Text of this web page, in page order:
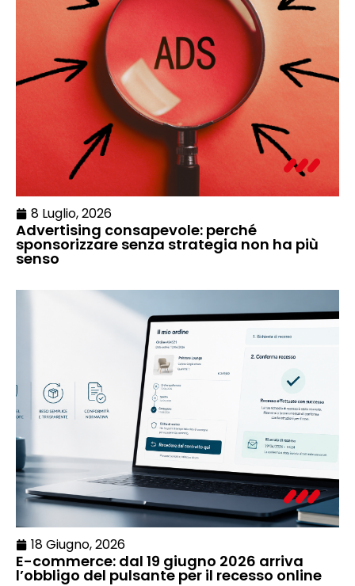
8 Luglio, 2026
Advertising consapevole: perché
sponsorizzare senza strategia non ha più
senso
18 Giugno, 2026
E-commerce: dal 19 giugno 2026 arriva
l’obbligo del pulsante per il recesso online